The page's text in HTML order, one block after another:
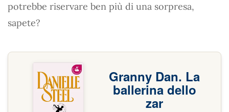
potrebbe riservare ben più di una sorpresa,
sapete?
Granny Dan. La
ballerina dello
zar